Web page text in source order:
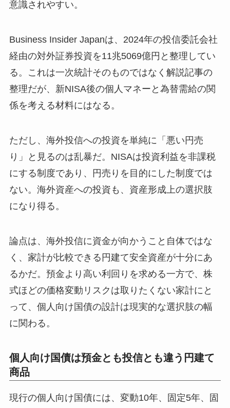
意識されやすい。
Business Insider Japanは、2024年の投信委託会社
経由の対外証券投資を11兆5069億円と整理してい
る。これは一次統計そのものではなく解説記事の
整理だが、新NISA後の個人マネーと為替需給の関
係を考える材料にはなる。
ただし、海外投信への投資を単純に「悪い円売
り」と見るのは乱暴だ。NISAは投資利益を非課税
にする制度であり、円売りを目的にした制度では
ない。海外資産への投資も、資産形成上の選択肢
になり得る。
論点は、海外投信に資金が向かうこと自体ではな
く、家計が比較できる円建て安全資産が十分にあ
るかだ。預金より高い利回りを求める一方で、株
式ほどの価格変動リスクは取りたくない家計にと
って、個人向け国債の設計は現実的な選択肢の幅
に関わる。
個人向け国債は預金とも投信とも違う円建て
商品
現行の個人向け国債には、変動10年、固定5年、固